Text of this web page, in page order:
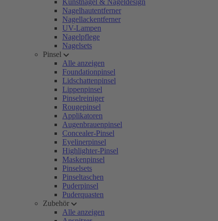
Kunstnägel & Nageldesign
Nagelhautentferner
Nagellackentferner
UV-Lampen
Nagelpflege
Nagelsets
Pinsel
Alle anzeigen
Foundationpinsel
Lidschattenpinsel
Lippenpinsel
Pinselreiniger
Rougepinsel
Applikatoren
Augenbrauenpinsel
Concealer-Pinsel
Eyelinerpinsel
Highlighter-Pinsel
Maskenpinsel
Pinselsets
Pinseltaschen
Puderpinsel
Puderquasten
Zubehör
Alle anzeigen